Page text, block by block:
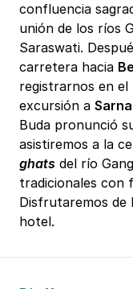
confluencia
unión de los ríos
Saraswati.
carretera hacia
registrarnos en
excursión a
Buda pronunció
asistiremos a la
ghats del río
tradicionales con
Disfrutaremos de
hotel.